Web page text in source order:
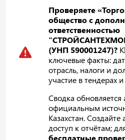
Проверяете
общество с
ответственностью
(УНП 590001247)?
ключевые факты:
отрасль, налоги и
участие в тендерах
Сводка обновляется
официальным
Казахстан.
доступ к отчётам;
бесплатные